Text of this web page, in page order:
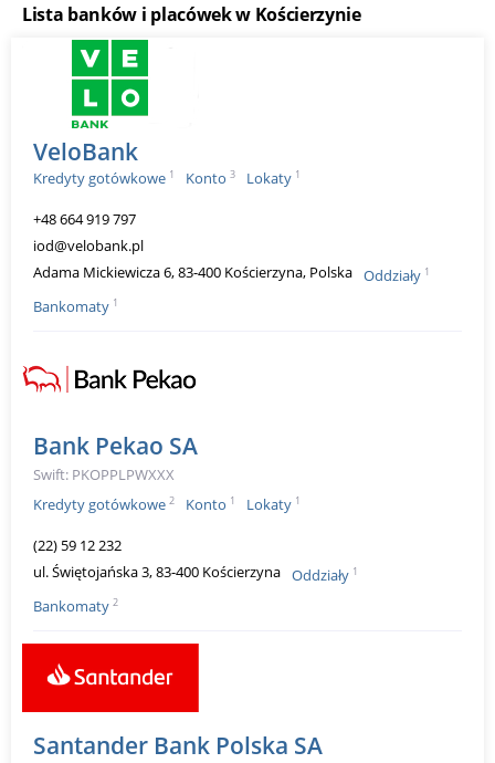
Lista banków i placówek w Kościerzynie
VeloBank
Kredyty gotówkowe 1 Konto 3 Lokaty 1
+48 664 919 797
iod@velobank.pl
Adama Mickiewicza 6, 83-400 Kościerzyna, Polska Oddziały 1
Bankomaty 1
Bank Pekao SA
Swift: PKOPPLPWXXX
Kredyty gotówkowe 2 Konto 1 Lokaty 1
(22) 59 12 232
ul. Świętojańska 3, 83-400 Kościerzyna Oddziały 1
Bankomaty 2
Santander Bank Polska SA